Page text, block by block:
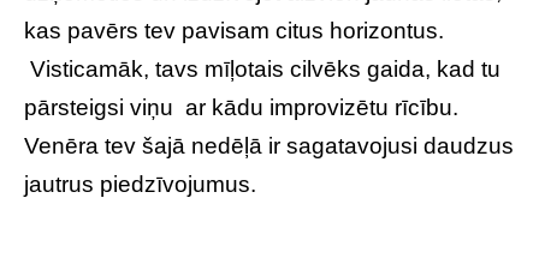
kas pavērs tev pavisam citus horizontus.
Visticamāk, tavs mīļotais cilvēks gaida, kad tu
pārsteigsi viņu ar kādu improvizētu rīcību.
Venēra tev šajā nedēļā ir sagatavojusi daudzus
jautrus piedzīvojumus.